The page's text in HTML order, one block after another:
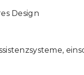
Design